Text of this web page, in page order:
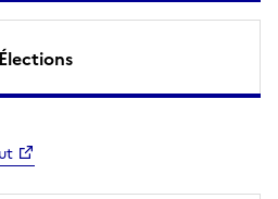
Élections